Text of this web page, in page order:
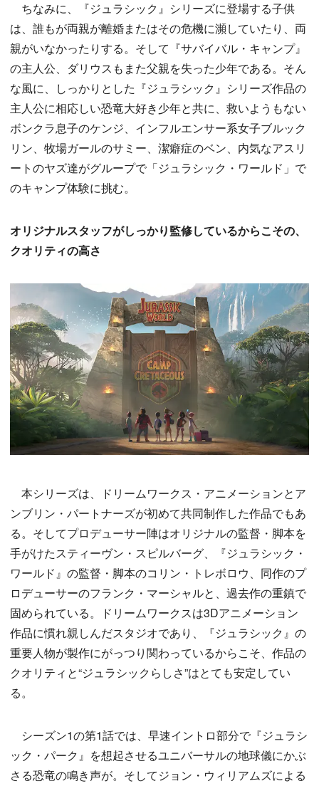
ちなみに、『ジュラシック』シリーズに登場する子供
は、誰もが両親が離婚またはその危機に瀕していたり、両
親がいなかったりする。そして『サバイバル・キャンプ』
の主人公、ダリウスもまた父親を失った少年である。そん
な風に、しっかりとした『ジュラシック』シリーズ作品の
主人公に相応しい恐竜大好き少年と共に、救いようもない
ボンクラ息子のケンジ、インフルエンサー系女子ブルック
リン、牧場ガールのサミー、潔癖症のベン、内気なアスリ
ートのヤズ達がグループで「ジュラシック・ワールド」で
のキャンプ体験に挑む。
オリジナルスタッフがしっかり監修しているからこその、
クオリティの高さ
本シリーズは、ドリームワークス・アニメーションとア
ンブリン・パートナーズが初めて共同制作した作品でもあ
る。そしてプロデューサー陣はオリジナルの監督・脚本を
手がけたスティーヴン・スピルバーグ、『ジュラシック・
ワールド』の監督・脚本のコリン・トレボロウ、同作のプ
ロデューサーのフランク・マーシャルと、過去作の重鎮で
固められている。ドリームワークスは3Dアニメーション
作品に慣れ親しんだスタジオであり、『ジュラシック』の
重要人物が製作にがっつり関わっているからこそ、作品の
クオリティと“ジュラシックらしさ”はとても安定してい
る。
シーズン1の第1話では、早速イントロ部分で『ジュラシ
ック・パーク』を想起させるユニバーサルの地球儀にかぶ
さる恐竜の鳴き声が。そしてジョン・ウィリアムズによる